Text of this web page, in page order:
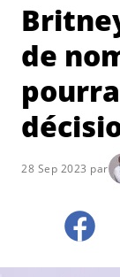
de
28 Sep 2023 par